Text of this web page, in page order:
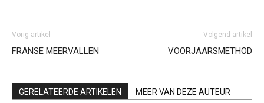
Vorig artikel
FRANSE MEERVALLEN
Volgend artikel
VOORJAARSMETHOD
GERELATEERDE ARTIKELEN MEER VAN DEZE AUTEUR